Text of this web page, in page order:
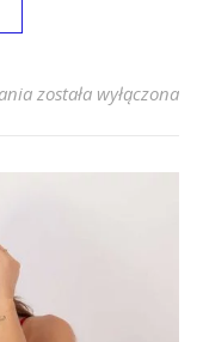
Pastelowa sukienka
została wyłączona